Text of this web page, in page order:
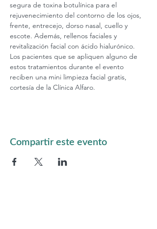
segura de toxina botulínica para el
rejuvenecimiento del contorno de los ojos,
frente, entrecejo, dorso nasal, cuello y
escote. Además, rellenos faciales y
revitalización facial con ácido hialurónico.
Los pacientes que se apliquen alguno de
estos tratamientos durante el evento
reciben una mini limpieza facial gratis,
cortesía de la Clínica Alfaro.
Compartir este evento